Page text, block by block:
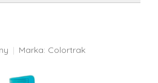
Marka: Colortrak